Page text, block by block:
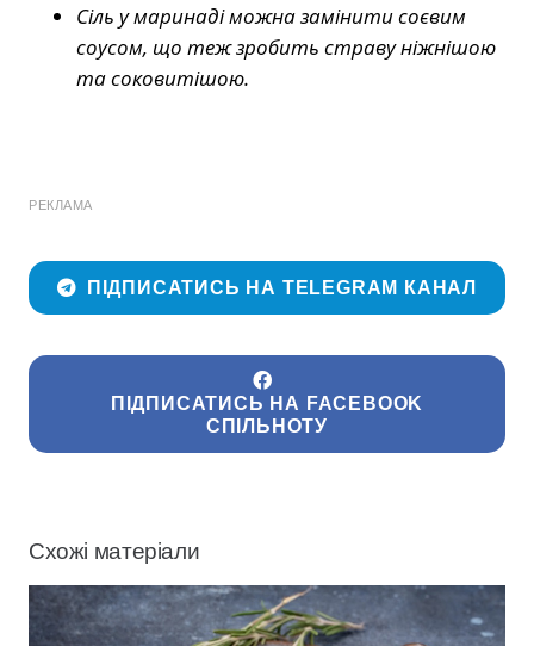
Сіль у маринаді можна замінити соєвим
соусом, що теж зробить страву ніжнішою
та соковитішою.
РЕКЛАМА
ПІДПИСАТИСЬ НА TELEGRAM КАНАЛ
ПІДПИСАТИСЬ НА FACEBOOK
СПІЛЬНОТУ
Схожі матеріали